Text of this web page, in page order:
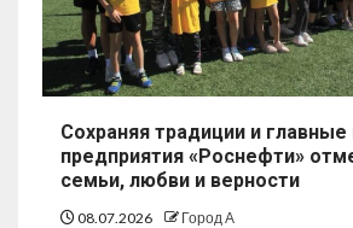
Сохраняя традиции и главные
предприятия «Роснефти»
семьи, любви и верности
08.07.2026 Город А